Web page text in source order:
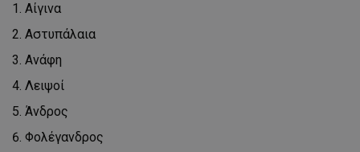
Αίγινα
Αστυπάλαια
Ανάφη
Λειψοί
Άνδρος
Φολέγανδρος